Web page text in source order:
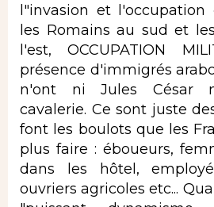
l"invasion et
les Romains au sud et
l'est, OCCUPATION
présence d'immigrés
n'ont ni Jules César
cavalerie. Ce sont juste
font les boulots que les
plus faire : éboueurs,
dans les hôtel,
ouvriers agricoles etc...